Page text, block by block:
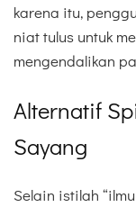
karena itu,
niat tulus untuk
mengendalikan
Alternatif
Sayang
Selain istilah